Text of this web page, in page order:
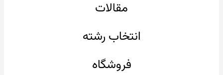
مقالات
انتخاب رشته
فروشگاه